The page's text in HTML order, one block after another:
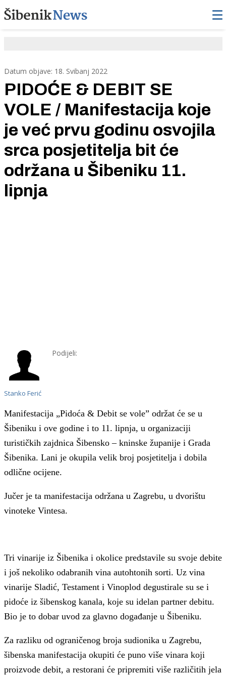
Datum objave: 18. Svibanj 2022
PIDOĆE & DEBIT SE
VOLE / Manifestacija koje
je već prvu godinu osvojila
srca posjetitelja bit će
održana u Šibeniku 11.
lipnja
Stanko Ferić
Podijeli:
Manifestacija „Pidoća & Debit se vole” održat će se u
Šibeniku i ove godine i to 11. lipnja, u organizaciji
turističkih zajdnica Šibensko – kninske županije i Grada
Šibenika. Lani je okupila velik broj posjetitelja i dobila
odlične ocijene.
Jučer je ta manifestacija održana u Zagrebu, u dvorištu
vinoteke Vintesa.
Tri vinarije iz Šibenika i okolice predstavile su svoje debite
i još nekoliko odabranih vina autohtonih sorti. Uz vina
vinarije Sladić, Testament i Vinoplod degustirale su se i
pidoće iz šibenskog kanala, koje su idelan partner debitu.
Bio je to dobar uvod za glavno događanje u Šibeniku.
Za razliku od ograničenog broja sudionika u Zagrebu,
šibenska manifestacija okupiti će puno više vinara koji
proizvode debit, a restorani će pripremiti više različitih jela